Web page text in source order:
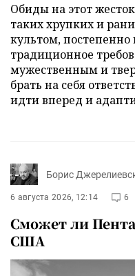
Обиды на этот
таких хрупких и
культом,
традиционное
мужественным и
брать на себя
идти вперед и
Борис
6 августа 2026, 12:14 6
Сможет ли
США